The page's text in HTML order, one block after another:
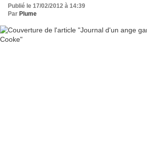
Publié le 17/02/2012 à 14:39
Par Plume